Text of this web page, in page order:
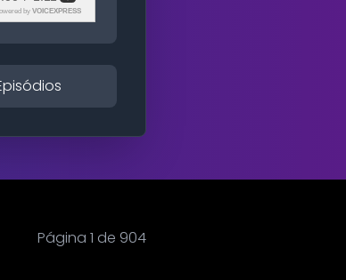
by VOICEXPRESS
Página 1 de 904